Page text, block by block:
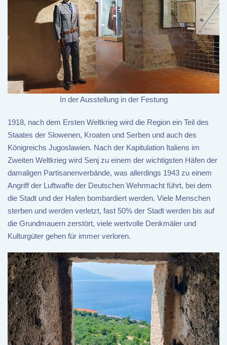
In der Ausstellung in der Festung
1918, nach dem Ersten Weltkrieg wird die Region ein Teil des
Staates der Slowenen, Kroaten und Serben und auch des
Königreichs Jugoslawien. Nach der Kapitulation Italiens im
Zweiten Weltkrieg wird Senj zu einem der wichtigsten Häfen der
damaligen Partisanenverbände, was allerdings 1943 zu einem
Angriff der Luftwaffe der Deutschen Wehrmacht führt, bei dem
die Stadt und der Hafen bombardiert werden. Viele Menschen
sterben und werden verletzt, fast 50% der Stadt werden bis auf
die Grundmauern zerstört, viele wertvolle Denkmäler und
Kulturgüter gehen für immer verloren.